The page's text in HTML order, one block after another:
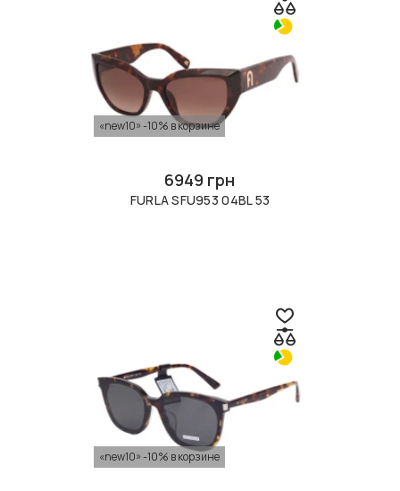
«new10» -10% в корзине
6949 грн
FURLA SFU953 04BL 53
«new10» -10% в корзине